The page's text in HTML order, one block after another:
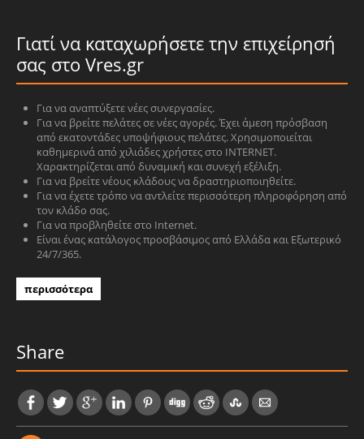
Γιατί να καταχωρήσετε την επιχείρησή
σας στο Vres.gr
Για να αναπτύξετε νέες συνεργασίες.
Για να βρείτε πελάτες σε νέες αγορές. Έχει άμεση πρόσβαση
από εκατοντάδες υποψήφιους πελάτες. Χρησιμοποιείται
καθημερινά από χιλιάδες χρήστες στο INTERNET.
Χαρακτηρίζεται από δυναμική και συνεχή εξέλιξη.
Για να βρείτε νέους κλάδους να δραστηριοποιηθείτε.
Για να έχετε τρόπο να αντλείτε περισσότερη πληροφόρηση από
τον κλάδο σας.
Για να προβληθείτε στο Internet.
Είναι ένας κατάλογος προσβάσιμος από Ελλάδα και Εξωτερικό
24/7/365.
περισσότερα
Share